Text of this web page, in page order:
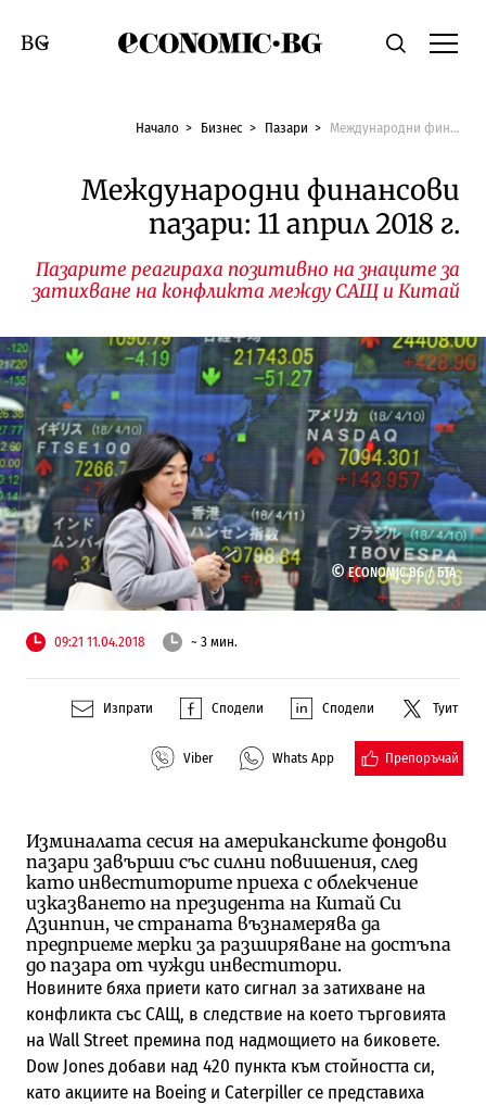
Economic.bgТърсене
Смяна на език
Начало Бизнес Пазари Международни финансови пазари: 11 април 2018 г.
Международни финансови
пазари: 11 април 2018 г.
Пазарите реагираха позитивно на знаците за
затихване на конфликта между САЩ и Китай
©ECONOMIC.BG /БТА
09:21 11.04.2018 ~ 3 мин.
Изпрати Сподели Сподели Туит
Viber Whats App Препоръчай
Изминалата сесия на американските фондови
пазари завърши със силни повишения, след
като инвеститорите приеха с облекчение
изказването на президента на Китай Си
Дзинпин, че страната възнамерява да
предприеме мерки за разширяване на достъпа
до пазара от чужди инвеститори.
Новините бяха приети като сигнал за затихване на
конфликта със САЩ, в следствие на което търговията
на Wall Street премина под надмощието на биковете.
Dow Jones добави над 420 пункта към стойността си,
като акциите на Boeing и Caterpiller се представиха